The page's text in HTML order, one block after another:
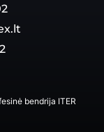
bendrija ITER